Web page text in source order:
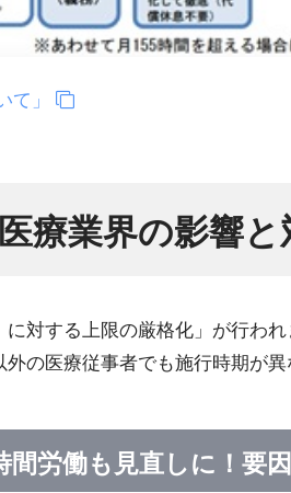
」
療業界の影響と
対する上限の厳格化」が行わ
の医療従事者でも施行時期が異
労働も見直しに！要